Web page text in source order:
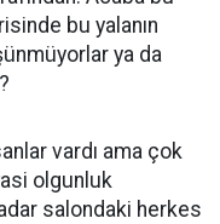
bu yalanın
ya da
vardı ama çok
olgunluk
salondaki herkes